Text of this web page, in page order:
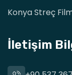
Konya Streç
İletişim